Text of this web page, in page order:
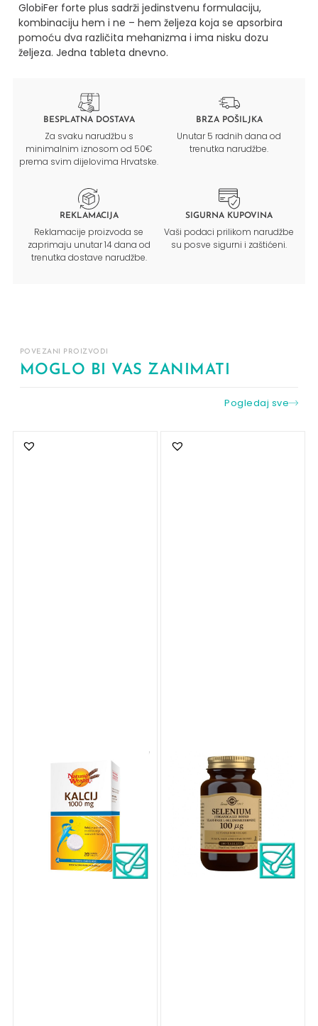
GlobiFer forte plus sadrži jedinstvenu formulaciju,
kombinaciju hem i ne – hem željeza koja se apsorbira
pomoću dva različita mehanizma i ima nisku dozu
željeza. Jedna tableta dnevno.
BESPLATNA DOSTAVA
Za svaku narudžbu s
minimalnim iznosom od 50€
prema svim dijelovima Hrvatske.
BRZA POŠILJKA
Unutar 5 radnih dana od
trenutka narudžbe.
REKLAMACIJA
Reklamacije proizvoda se
zaprimaju unutar 14 dana od
trenutka dostave narudžbe.
SIGURNA KUPOVINA
Vaši podaci prilikom narudžbe
su posve sigurni i zaštićeni.
POVEZANI PROIZVODI
MOGLO BI VAS ZANIMATI
Pogledaj sve